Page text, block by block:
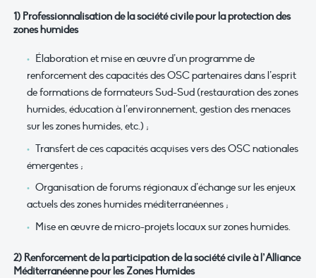
1) Professionnalisation de la société civile pour la protection des
zones humides
Élaboration et mise en œuvre d’un programme de
renforcement des capacités des OSC partenaires dans l’esprit
de formations de formateurs Sud-Sud (restauration des zones
humides, éducation à l’environnement, gestion des menaces
sur les zones humides, etc.) ;
Transfert de ces capacités acquises vers des OSC nationales
émergentes ;
Organisation de forums régionaux d’échange sur les enjeux
actuels des zones humides méditerranéennes ;
Mise en œuvre de micro-projets locaux sur zones humides.
2) Renforcement de la participation de la société civile à l’Alliance
Méditerranéenne pour les Zones Humides